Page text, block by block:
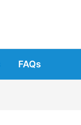
FAQs